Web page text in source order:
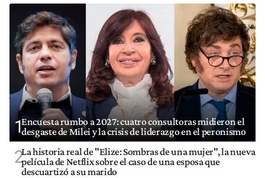
1Encuesta rumbo a 2027: cuatro consultoras midieron el
desgaste de Milei y la crisis de liderazgo en el peronismo
2La historia real de "Elize: Sombras de una mujer", la nueva
película de Netflix sobre el caso de una esposa que
descuartizó a su marido